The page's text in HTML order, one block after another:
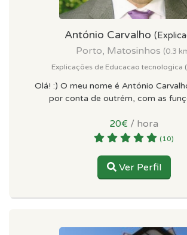
António Carvalho
Porto, Matosinhos (0.3
Explicações de Educacao tecnologica
Olá! :) O meu nome é António
por conta de outrém, com as
20€ / hora
(10)
Ver Perfil